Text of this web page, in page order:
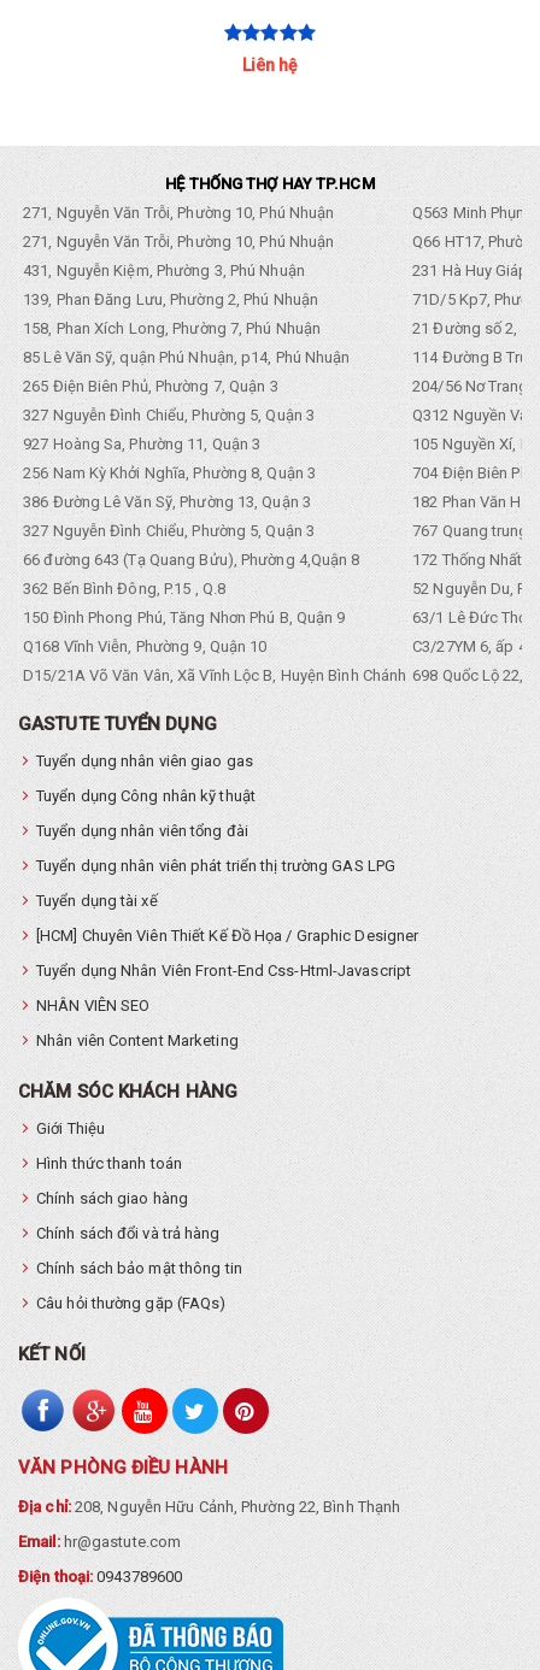
220-240V 2 LÒ / 4 LÒ / [...]
Liên hệ
HỆ THỐNG THỢ HAY TP.HCM
271, Nguyễn Văn Trỗi, Phường 10, Phú Nhuận
Q563 Minh
271, Nguyễn Văn Trỗi, Phường 10, Phú Nhuận
Q66 HT17,
431, Nguyễn Kiệm, Phường 3, Phú Nhuận
231 Hà Huy Giáp,
139, Phan Đăng Lưu, Phường 2, Phú Nhuận
71D/5 Kp7,
158, Phan Xích Long, Phường 7, Phú Nhuận
21 Đường số 2,
85 Lê Văn Sỹ, quận Phú Nhuận, p14, Phú Nhuận
114 Đường B
265 Điện Biên Phủ, Phường 7, Quận 3
204/56 Nơ Trang
327 Nguyễn Đình Chiểu, Phường 5, Quận 3
Q312 Nguyền
927 Hoàng Sa, Phường 11, Quận 3
105 Nguyền Xí,
256 Nam Kỳ Khởi Nghĩa, Phường 8, Quận 3
704 Điện Biên
386 Đường Lê Văn Sỹ, Phường 13, Quận 3
182 Phan Văn
327 Nguyễn Đình Chiểu, Phường 5, Quận 3
767 Quang trung,
66 đường 643 (Tạ Quang Bửu), Phường 4,Quận 8
172 Thống Nhất.
362 Bến Bình Đông, P.15 , Q.8
52 Nguyễn Du,
150 Đình Phong Phú, Tăng Nhơn Phú B, Quận 9
63/1 Lê Đức Thọ,
Q168 Vĩnh Viễn, Phường 9, Quận 10
C3/27YM 6, ấp 4,
D15/21A Võ Văn Vân, Xã Vĩnh Lộc B, Huyện Bình Chánh 698 Quốc Lộ 22,
GASTUTE TUYỂN DỤNG
Tuyển dụng nhân viên giao gas
Tuyển dụng Công nhân kỹ thuật
Tuyển dụng nhân viên tổng đài
Tuyển dụng nhân viên phát triển thị trường GAS LPG
Tuyển dụng tài xế
[HCM] Chuyên Viên Thiết Kế Đồ Họa / Graphic Designer
Tuyển dụng Nhân Viên Front-End Css-Html-Javascript
NHÂN VIÊN SEO
Nhân viên Content Marketing
CHĂM SÓC KHÁCH HÀNG
Giới Thiệu
Hình thức thanh toán
Chính sách giao hàng
Chính sách đổi và trả hàng
Chính sách bảo mật thông tin
Câu hỏi thường gặp (FAQs)
KẾT NỐI
VĂN PHÒNG ĐIỀU HÀNH
Địa chỉ:208, Nguyễn Hữu Cảnh, Phường 22, Bình Thạnh
Email: hr@gastute.com
Điện thoại:0943789600